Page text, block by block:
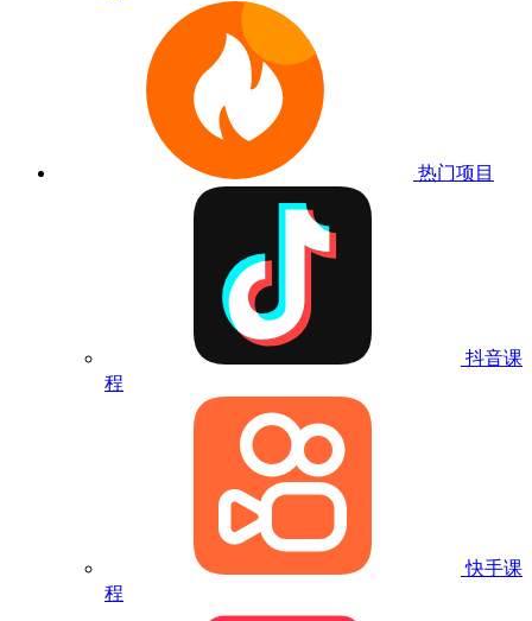
热门项目
抖音课
程
快手课
程